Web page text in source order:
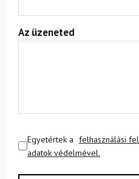
Az üzeneted
Egyetértek a felhasználási
adatok védelmével.